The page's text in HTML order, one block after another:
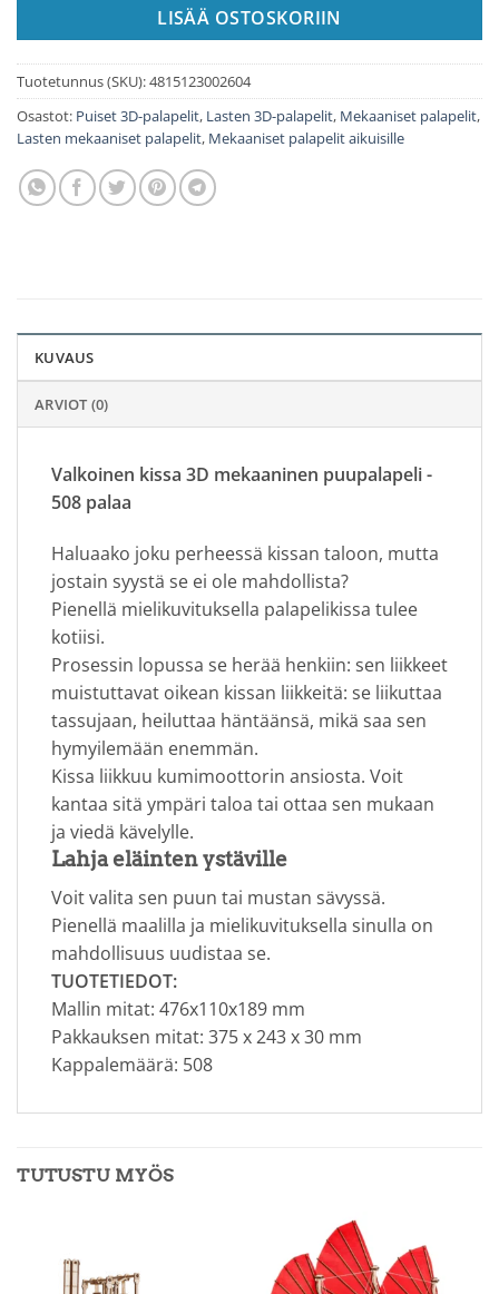
LISÄÄ OSTOSKORIIN
Tuotetunnus (SKU):4815123002604
Osastot: Puiset 3D-palapelit, Lasten 3D-palapelit, Mekaaniset palapelit,
Lasten mekaaniset palapelit, Mekaaniset palapelit aikuisille
KUVAUS
ARVIOT (0)
Valkoinen kissa 3D mekaaninen puupalapeli -
508 palaa
Haluaako joku perheessä kissan taloon, mutta
jostain syystä se ei ole mahdollista?
Pienellä mielikuvituksella palapelikissa tulee
kotiisi.
Prosessin lopussa se herää henkiin: sen liikkeet
muistuttavat oikean kissan liikkeitä: se liikuttaa
tassujaan, heiluttaa häntäänsä, mikä saa sen
hymyilemään enemmän.
Kissa liikkuu kumimoottorin ansiosta. Voit
kantaa sitä ympäri taloa tai ottaa sen mukaan
ja viedä kävelylle.
Lahja eläinten ystäville
Voit valita sen puun tai mustan sävyssä.
Pienellä maalilla ja mielikuvituksella sinulla on
mahdollisuus uudistaa se.
TUOTETIEDOT:
Mallin mitat: 476х110х189 mm
Pakkauksen mitat: 375 x 243 x 30 mm
Kappalemäärä: 508
TUTUSTU MYÖS